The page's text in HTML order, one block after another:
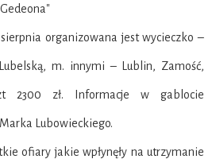
organizowana jest wycieczko –
m. innymi – Lublin, Zamość,
2300 zł. Informacje w gablocie
Lubowieckiego.
ofiary jakie wpłynęły na utrzymanie